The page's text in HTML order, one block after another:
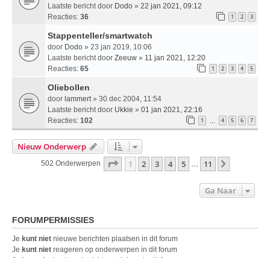
Laatste bericht door Dodo » 22 jan 2021, 09:12
Reacties: 36 1 2 3
Stappenteller/smartwatch
door Dodo » 23 jan 2019, 10:06
Laatste bericht door Zeeuw » 11 jan 2021, 12:20
Reacties: 65 1 2 3 4 5
Oliebollen
door lammert » 30 dec 2004, 11:54
Laatste bericht door Ukkie » 01 jan 2021, 22:16
Reacties: 102 1 … 4 5 6 7
Nieuw Onderwerp
502 Onderwerpen Pagina Van11
1 2 3 4 5 11
Ga Naar
FORUMPERMISSIES
Je kunt niet nieuwe berichten plaatsen in dit forum
Je kunt niet reageren op onderwerpen in dit forum